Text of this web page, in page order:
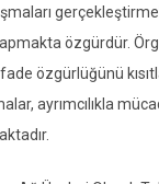
özgürdür.
özgürlüğünü
ayrımcılıkla